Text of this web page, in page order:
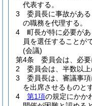
代表する。
3
委員長に事故があ
の職務を代理する。
4
町長が特に必要があ
員を選任することが
(会議)
第4条
委員会は、必要
2
委員会は、半数以
3
委員長は、審議事
を出席させるものと
4
第1項の規定にかか